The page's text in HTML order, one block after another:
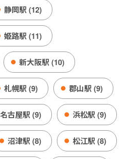
静岡駅 (12)
姫路駅 (11)
新大阪駅 (10)
札幌駅 (9) 郡山駅 (9)
名古屋駅 (9) 浜松駅 (9)
沼津駅 (8) 松江駅 (8)